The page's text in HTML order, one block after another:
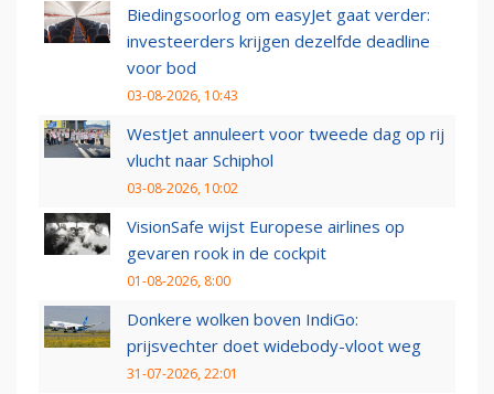
Biedingsoorlog om easyJet gaat verder:
investeerders krijgen dezelfde deadline
voor bod
03-08-2026, 10:43
WestJet annuleert voor tweede dag op rij
vlucht naar Schiphol
03-08-2026, 10:02
VisionSafe wijst Europese airlines op
gevaren rook in de cockpit
01-08-2026, 8:00
Donkere wolken boven IndiGo:
prijsvechter doet widebody-vloot weg
31-07-2026, 22:01